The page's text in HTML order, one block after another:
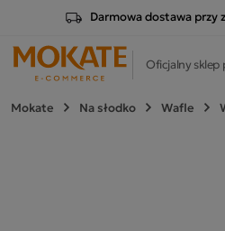
Darmowa dostawa przy
Oficjalny
Mokate Na słodko Wafle